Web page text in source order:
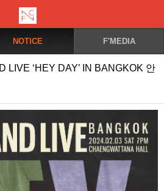
NOTICE F'MEDIA
LIVE ‘HEY DAY’ IN BANGKOK 안